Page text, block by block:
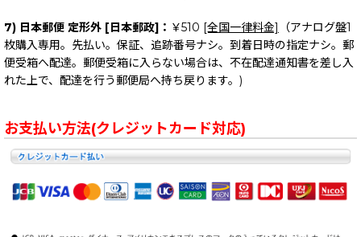
7) 日本郵便 定形外 [日本郵政]： ￥510 [全国一律料金]
（アナログ盤1
枚購入専用。先払い。保証、追跡番号ナシ。到着日時の指定ナシ。郵
便受箱へ配達。郵便受箱に入らない場合は、不在配達通知書を差し入
れた上で、配達を行う郵便局へ持ち戻ります。)
お支払い方法(クレジットカード対応)